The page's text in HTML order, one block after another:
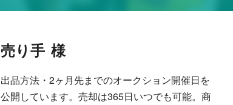
売り手
出品方法・2ヶ月先までのオークション開催日を
公開しています。売却は365日いつでも可能。商